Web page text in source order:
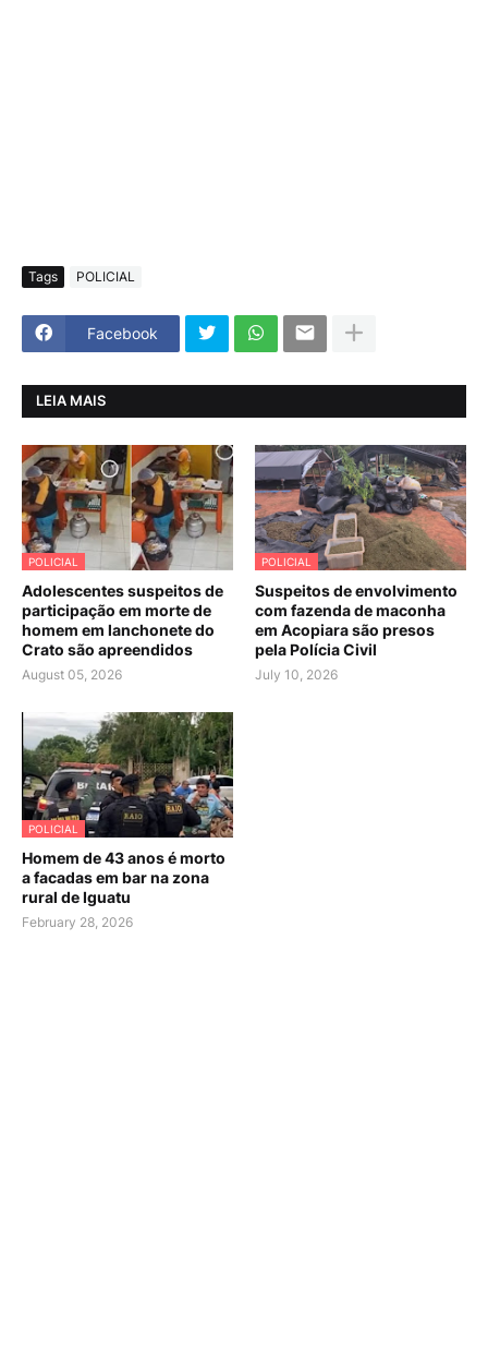
Tags POLICIAL
Facebook
LEIA MAIS
POLICIAL
Adolescentes suspeitos de
participação em morte de
homem em lanchonete do
Crato são apreendidos
August 05, 2026
POLICIAL
Suspeitos de envolvimento
com fazenda de maconha
em Acopiara são presos
pela Polícia Civil
July 10, 2026
POLICIAL
Homem de 43 anos é morto
a facadas em bar na zona
rural de Iguatu
February 28, 2026